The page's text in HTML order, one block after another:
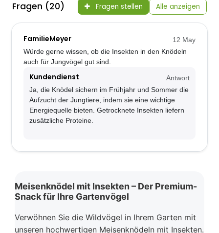
Fragen (20) Fragen stellen Alle anzeigen
FamilieMeyer
12 May
Würde gerne wissen, ob die Insekten in den Knödeln
auch für Jungvögel gut sind.
Kundendienst
Antwort
Ja, die Knödel sichern im Frühjahr und Sommer die
Aufzucht der Jungtiere, indem sie eine wichtige
Energiequelle bieten. Getrocknete Insekten liefern
zusätzliche Proteine.
Meisenknödel mit Insekten – Der Premium-
Snack für Ihre Gartenvögel
Verwöhnen Sie die Wildvögel in Ihrem Garten mit
unseren hochwertigen Meisenknödeln mit Insekten.